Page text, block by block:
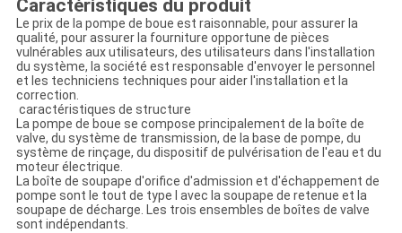
Caractéristiques du produit
Le prix de la pompe de boue est raisonnable, pour assurer la
qualité, pour assurer la fourniture opportune de pièces
vulnérables aux utilisateurs, des utilisateurs dans l'installation
du système, la société est responsable d'envoyer le personnel
et les techniciens techniques pour aider l'installation et la
correction.
caractéristiques de structure
La pompe de boue se compose principalement de la boîte de
valve, du système de transmission, de la base de pompe, du
système de rinçage, du dispositif de pulvérisation de l'eau et du
moteur électrique.
La boîte de soupape d'orifice d'admission et d'échappement de
pompe sont le tout de type l avec la soupape de retenue et la
soupape de décharge. Les trois ensembles de boîtes de valve
sont indépendants.